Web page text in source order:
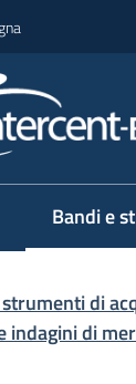
Bandi e
di
di